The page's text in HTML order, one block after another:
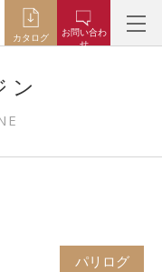
カタログ
お問い合わ
せ
ン
パリログ